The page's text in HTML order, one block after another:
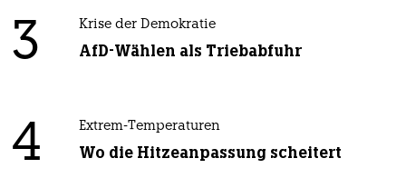
3 Krise der Demokratie
AfD-Wählen als Triebabfuhr
4 Extrem-Temperaturen
Wo die Hitzeanpassung scheitert